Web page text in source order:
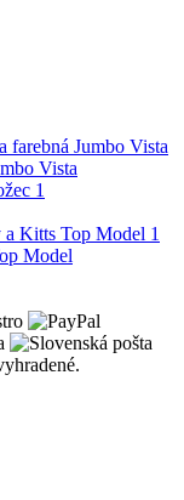
Vista
Model